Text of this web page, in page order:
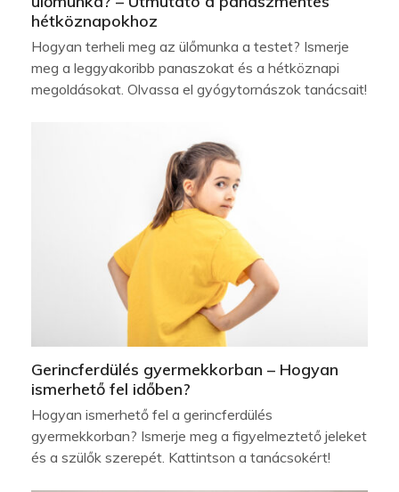
hétköznapokhoz
Hogyan terheli meg az ülőmunka a testet? Ismerje
meg a leggyakoribb panaszokat és a hétköznapi
megoldásokat. Olvassa el gyógytornászok tanácsait!
Gerincferdülés gyermekkorban – Hogyan
ismerhető fel időben?
Hogyan ismerhető fel a gerincferdülés
gyermekkorban? Ismerje meg a figyelmeztető jeleket
és a szülők szerepét. Kattintson a tanácsokért!